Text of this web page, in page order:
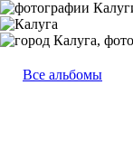
Все альбомы